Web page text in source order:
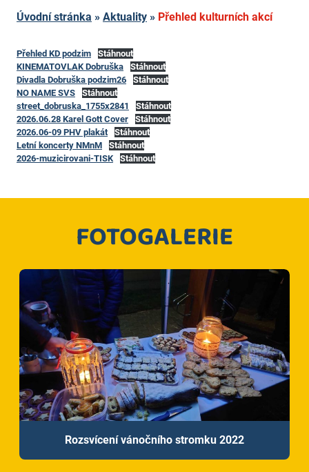
Úvodní stránka » Aktuality » Přehled kulturních akcí
Přehled KD podzim
Stáhnout
KINEMATOVLAK Dobruška
Stáhnout
Divadla Dobruška podzim26
Stáhnout
NO NAME SVS
Stáhnout
street_dobruska_1755x2841
Stáhnout
2026.06.28 Karel Gott Cover
Stáhnout
2026.06-09 PHV plakát
Stáhnout
Letní koncerty NMnM
Stáhnout
2026-muzicirovani-TISK
Stáhnout
FOTOGALERIE
Rozsvícení vánočního stromku 2022